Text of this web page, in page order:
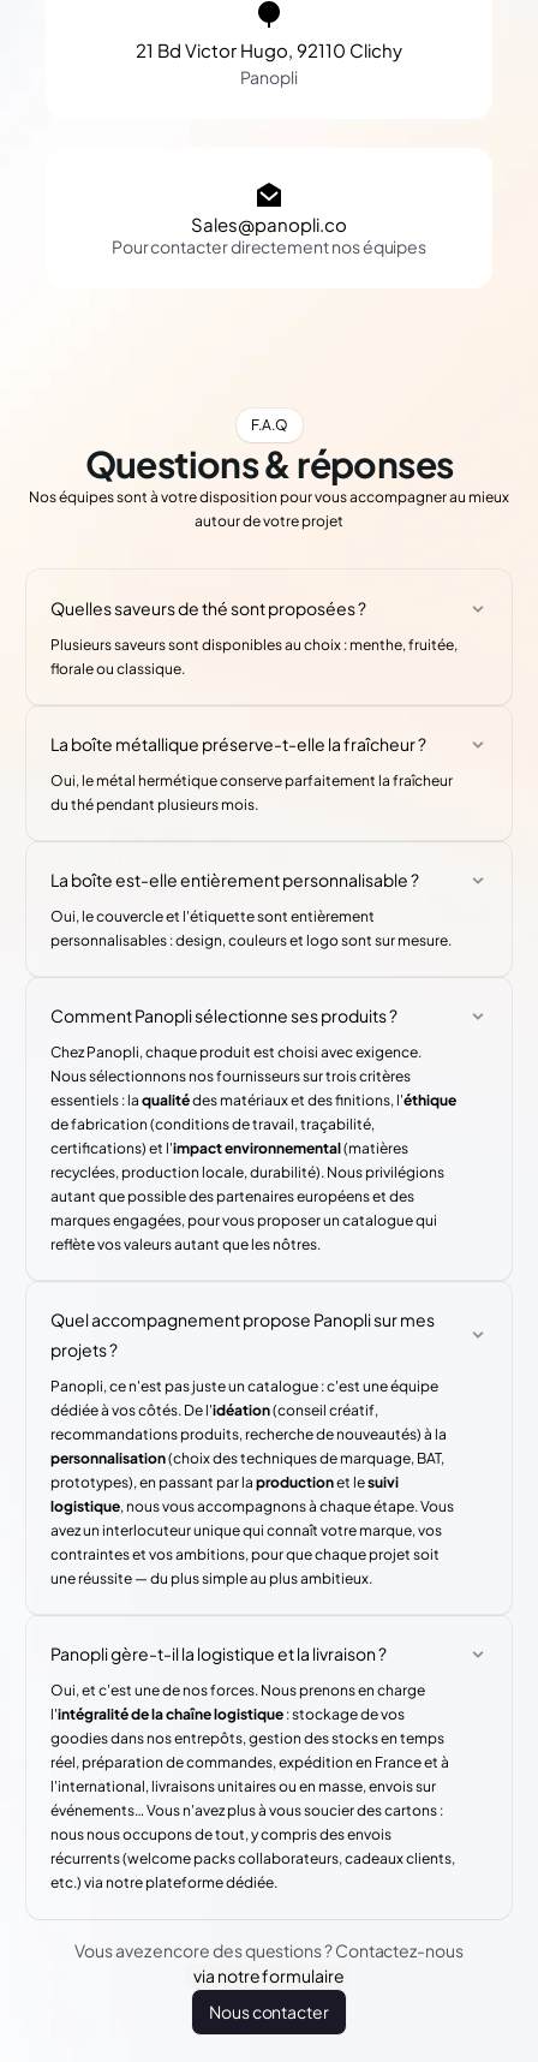
21 Bd Victor Hugo, 92110 Clichy
Panopli
Sales@panopli.co
Pour contacter directement nos équipes
F.A.Q
Questions & réponses
Nos équipes sont à votre disposition pour vous accompagner au mieux
autour de votre projet
Quelles saveurs de thé sont proposées ?
Plusieurs saveurs sont disponibles au choix : menthe, fruitée,
florale ou classique.
La boîte métallique préserve-t-elle la fraîcheur ?
Oui, le métal hermétique conserve parfaitement la fraîcheur
du thé pendant plusieurs mois.
La boîte est-elle entièrement personnalisable ?
Oui, le couvercle et l'étiquette sont entièrement
personnalisables : design, couleurs et logo sont sur mesure.
Comment Panopli sélectionne ses produits ?
Chez Panopli, chaque produit est choisi avec exigence.
Nous sélectionnons nos fournisseurs sur trois critères
essentiels : laqualitédes matériaux et des finitions, l'éthique
de fabrication (conditions de travail, traçabilité,
certifications) et l'impact environnemental(matières
recyclées, production locale, durabilité). Nous privilégions
autant que possible des partenaires européens et des
marques engagées, pour vous proposer un catalogue qui
reflète vos valeurs autant que les nôtres.
Quel accompagnement propose Panopli sur mes
projets ?
Panopli, ce n'est pas juste un catalogue : c'est une équipe
dédiée à vos côtés. De l'idéation(conseil créatif,
recommandations produits, recherche de nouveautés) à la
personnalisation(choix des techniques de marquage, BAT,
prototypes), en passant par laproductionet lesuivi
logistique, nous vous accompagnons à chaque étape. Vous
avez un interlocuteur unique qui connaît votre marque, vos
contraintes et vos ambitions, pour que chaque projet soit
une réussite — du plus simple au plus ambitieux.
Panopli gère-t-il la logistique et la livraison ?
Oui, et c'est une de nos forces. Nous prenons en charge
l'intégralité de la chaîne logistique : stockage de vos
goodies dans nos entrepôts, gestion des stocks en temps
réel, préparation de commandes, expédition en France et à
l'international, livraisons unitaires ou en masse, envois sur
événements… Vous n'avez plus à vous soucier des cartons :
nous nous occupons de tout, y compris des envois
récurrents (welcome packs collaborateurs, cadeaux clients,
etc.) via notre plateforme dédiée.
Vous avez encore des questions ? Contactez-nous
via notre formulaire
Nous contacter